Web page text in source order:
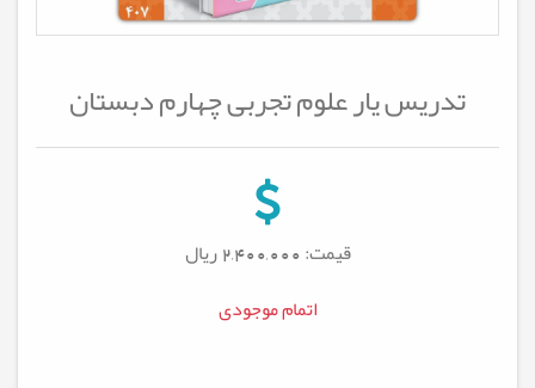
تدریس‌ یار علوم تجربی چهارم دبستان
قیمت: 2,400,000
ریال
اتمام موجودی